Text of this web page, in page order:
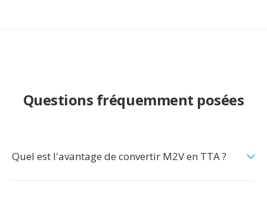
Questions fréquemment posées
Quel est l'avantage de convertir M2V en TTA ?